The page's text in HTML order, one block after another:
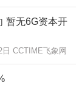
暂无6G资本开
日 CCTIME飞象网